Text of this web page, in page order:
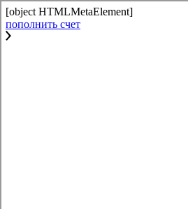
[object HTMLMetaElement]
пополнить счет